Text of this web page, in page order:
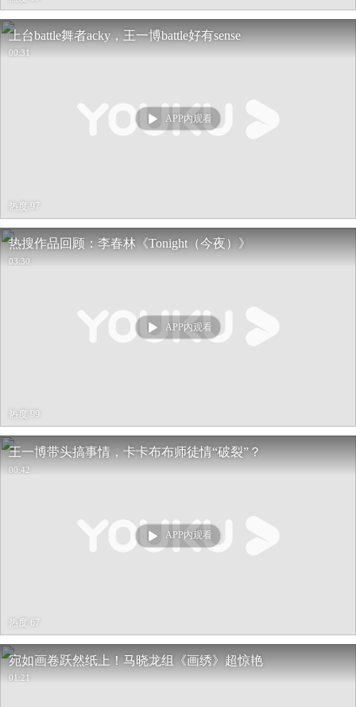
上台battle舞者acky，王一博battle好有sense
00:31
APP内观看
热度 97
热搜作品回顾：李春林《Tonight（今夜）》
03:30
APP内观看
热度 99
王一博带头搞事情，卡卡布布师徒情“破裂”？
00:42
APP内观看
热度 67
宛如画卷跃然纸上！马晓龙组《画绣》超惊艳
01:21